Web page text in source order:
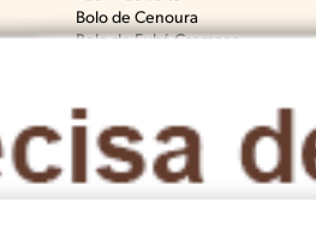
Bolo de Cenoura
Bolo de Fubá Cremoso
Bolo de Laranja
Molho Branco
Brigadeiro